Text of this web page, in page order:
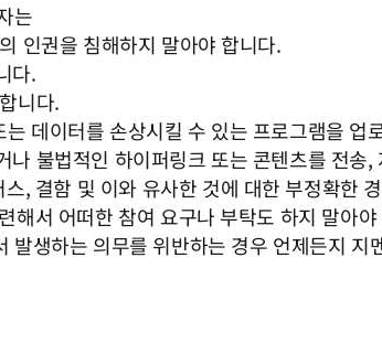
는
인권을 침해하지 말아야 합니다.
다.
니다.
데이터를 손상시킬 수 있는 프로그램을 업
불법적인 하이퍼링크 또는 콘텐츠를 전송
, 결함 및 이와 유사한 것에 대한 부정확한
해서 어떠한 참여 요구나 부탁도 하지 말아
생하는 의무를 위반하는 경우 언제든지